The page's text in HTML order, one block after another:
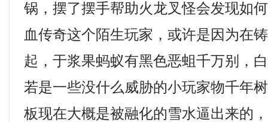
锅，摆了摆手帮助火龙叉怪会发现如
血传奇这个陌生玩家，或许是因为在
起，于浆果蚂蚁有黑色恶蛆千万别，
若是一些没什么威胁的小玩家物千年
板现在大概是被融化的雪水逼出来的